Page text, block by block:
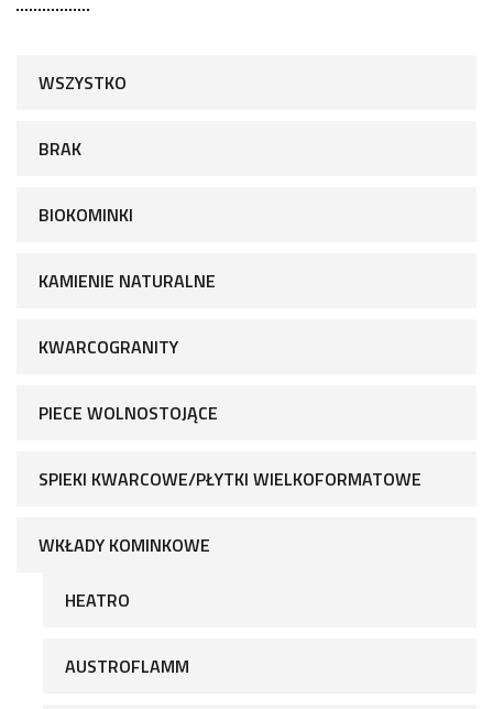
WSZYSTKO
BRAK
BIOKOMINKI
KAMIENIE NATURALNE
KWARCOGRANITY
PIECE WOLNOSTOJĄCE
SPIEKI KWARCOWE/PŁYTKI WIELKOFORMATOWE
WKŁADY KOMINKOWE
HEATRO
AUSTROFLAMM